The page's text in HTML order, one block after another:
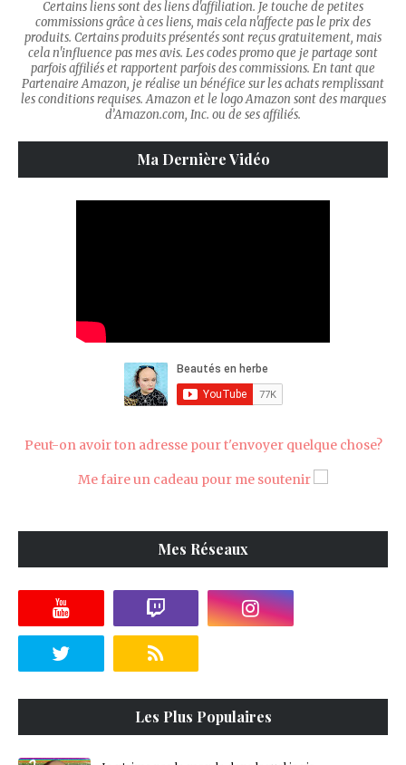
Certains liens sont des liens d'affiliation. Je touche de petites
commissions grâce à ces liens, mais cela n'affecte pas le prix des
produits. Certains produits présentés sont reçus gratuitement, mais
cela n'influence pas mes avis. Les codes promo que je partage sont
parfois affiliés et rapportent parfois des commissions. En tant que
Partenaire Amazon, je réalise un bénéfice sur les achats remplissant
les conditions requises. Amazon et le logo Amazon sont des marques
d’Amazon.com, Inc. ou de ses affiliés.
Ma Dernière Vidéo
Peut-on avoir ton adresse pour t'envoyer quelque chose?
Me faire un cadeau pour me soutenir
Mes Réseaux
Les Plus Populaires